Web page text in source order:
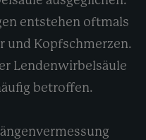
entstehen oftmals
und Kopfschmerzen.
Lendenwirbelsäule
betroffen.